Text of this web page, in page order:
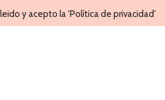
y acepto la 'Política de privacidad'